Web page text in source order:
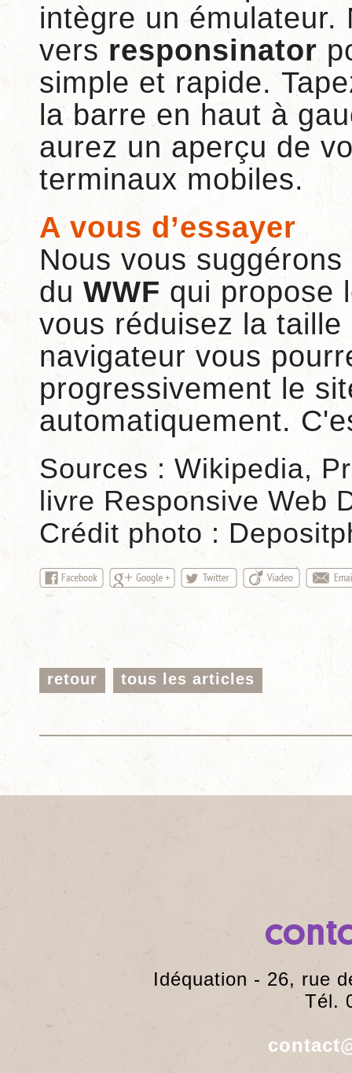
intègre un
vers responsinator
simple et rapide.
la barre en haut à
aurez un aperçu de
terminaux mobiles.
A vous d’essayer
Nous vous
du WWF qui propose
vous réduisez la
navigateur vous
progressivement le
automatiquement.
Sources : Wikipedia,
livre Responsive Web
Crédit photo :
retour tous les articles
Idéquation - 26, rue
Tél.